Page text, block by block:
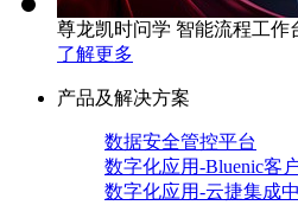
尊龙凯时问学 智能流程工作
了解更多
产品及解决方案
数据安全管控平台
数字化应用-Bluenic客
数字化应用-云捷集成